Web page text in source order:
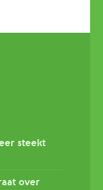
steekt
over